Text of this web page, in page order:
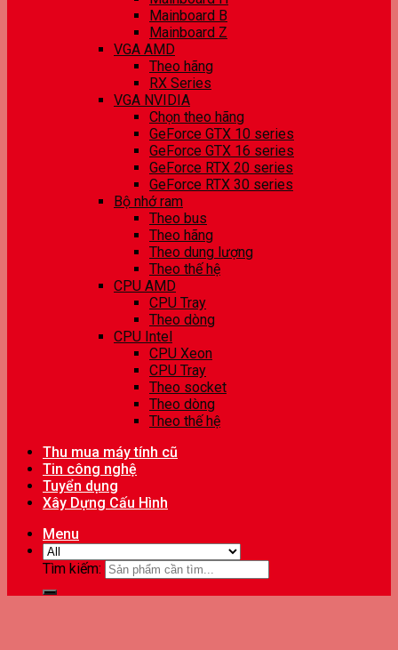
Mainboard B
Mainboard Z
VGA AMD
Theo hãng
RX Series
VGA NVIDIA
Chọn theo hãng
GeForce GTX 10 series
GeForce GTX 16 series
GeForce RTX 20 series
GeForce RTX 30 series
Bộ nhớ ram
Theo bus
Theo hãng
Theo dung lượng
Theo thế hệ
CPU AMD
CPU Tray
Theo dòng
CPU Intel
CPU Xeon
CPU Tray
Theo socket
Theo dòng
Theo thế hệ
Thu mua máy tính cũ
Tin công nghệ
Tuyển dụng
Xây Dựng Cấu Hình
Menu
Tìm kiếm: